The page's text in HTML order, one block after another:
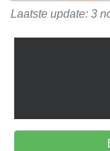
Laatste update: 3